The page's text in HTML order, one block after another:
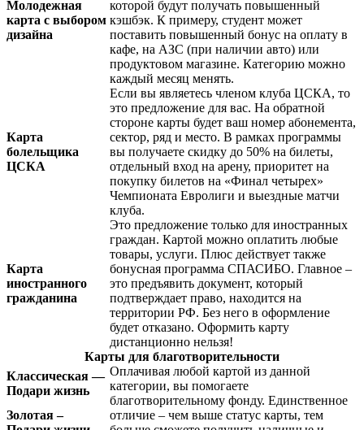
Молодежная
карта с выбором
дизайна
которой будут получать повышенный
кэшбэк. К примеру, студент может
поставить повышенный бонус на оплату в
кафе, на АЗС (при наличии авто) или
продуктовом магазине. Категорию можно
каждый месяц менять.
Карта
болельщика
ЦСКА
Если вы являетесь членом клуба ЦСКА, то
это предложение для вас. На обратной
стороне карты будет ваш номер абонемента,
сектор, ряд и место. В рамках программы
вы получаете скидку до 50% на билеты,
отдельный вход на арену, приоритет на
покупку билетов на «Финал четырех»
Чемпионата Евролиги и выездные матчи
клуба.
Карта
иностранного
гражданина
Это предложение только для иностранных
граждан. Картой можно оплатить любые
товары, услуги. Плюс действует также
бонусная программа СПАСИБО. Главное –
это предъявить документ, который
подтверждает право, находится на
территории РФ. Без него в оформление
будет отказано. Оформить карту
дистанционно нельзя!
Карты для благотворительности
Классическая —
Подари жизнь
Оплачивая любой картой из данной
категории, вы помогаете
благотворительному фонду. Единственное
отличие – чем выше статус карты, тем
Золотая –